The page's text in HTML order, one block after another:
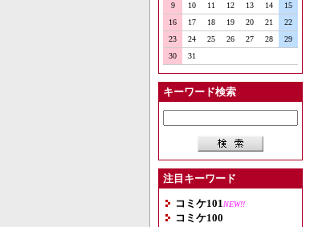
9
10 11 12 13 14
15
16
17 18 19 20 21
22
23
24 25 26 27 28
29
30
31
キーワード検索
注目キーワード
コミケ101 NEW!!
コミケ100